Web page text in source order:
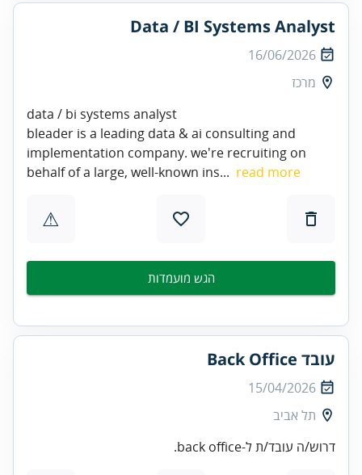
Data / BI Systems Analyst
16/06/2026
מרכז
data / bi systems analyst
bleader is a leading data & ai consulting and
implementation company. we're recruiting on
behalf of a large, well-known ins... read more
⚠
הגש מועמדות
עובד Back Office
15/04/2026
תל אביב
דרוש/ה עובד/ת ל-back office.